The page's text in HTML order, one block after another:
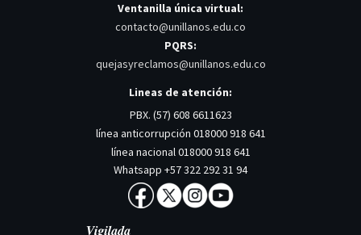
Ventanilla única virtual:
contacto@unillanos.edu.co
PQRS:
quejasyreclamos@unillanos.edu.co
Lineas de atención:
PBX. (57) 608 6611623
línea anticorrupción 018000 918 641
línea nacional 018000 918 641
Whatsapp +57 322 292 31 94